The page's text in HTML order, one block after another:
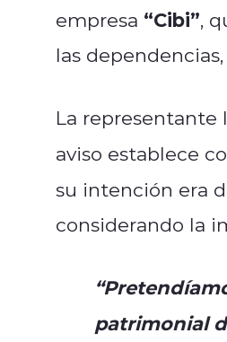
empresa “Cibi”,
las
La representante
aviso establece
su intención era
considerando la
patrimonial